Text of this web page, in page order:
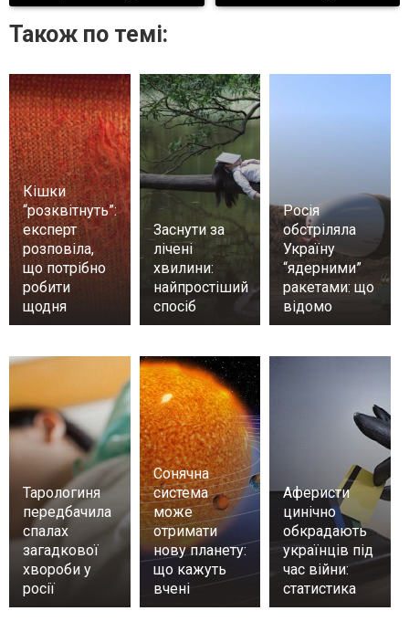
Також по темі:
Кішки
“розквітнуть”:
експерт
розповіла,
що потрібно
робити
щодня
Заснути за
лічені
хвилини:
найпростіший
спосіб
Росія
обстріляла
Україну
“ядерними”
ракетами: що
відомо
Тарологиня
передбачила
спалах
загадкової
хвороби у
росії
Сонячна
система
може
отримати
нову планету:
що кажуть
вчені
Аферисти
цинічно
обкрадають
українців під
час війни:
статистика